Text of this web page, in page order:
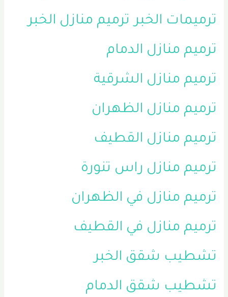
ترميمات الخبر ترميم منازل الخبر
ترميم منازل الدمام
ترميم منازل الشرقية
ترميم منازل الظهران
ترميم منازل القطيف
ترميم منازل راس تنورة
ترميم منازل في الظهران
ترميم منازل في القطيف
تشطيب شقق الخبر
تشطيب شقق الدمام